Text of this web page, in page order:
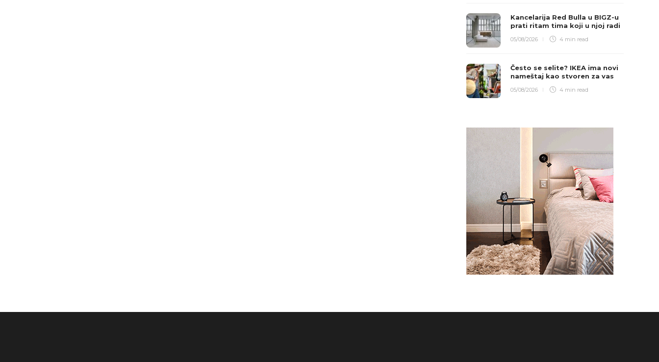
Kancelarija Red Bulla u BIGZ-u
prati ritam tima koji u njoj radi
05/08/2026 4 min read
Često se selite? IKEA ima novi
nameštaj kao stvoren za vas
05/08/2026 4 min read